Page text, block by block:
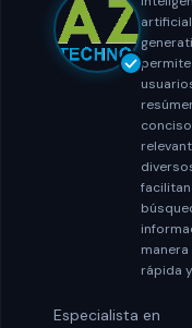
artificial
manera
rápida
Especialista en